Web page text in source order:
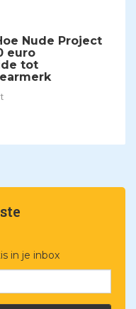
Nude Project
euro
tot
in je inbox